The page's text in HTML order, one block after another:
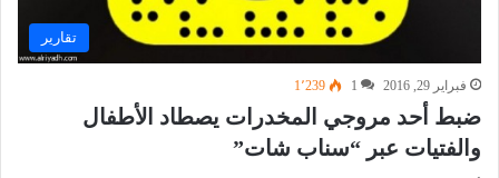
تقارير
فبراير 29, 2016 1 1٬239
ضبط أحد مروجي المخدرات يصطاد الأطفال
والفتيات عبر “سناب شات”